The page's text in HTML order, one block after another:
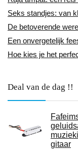
Seks standjes: van
De betoverende
Een onvergetelijk
Hoe kies je het
Deal van de dag !!
gitaar